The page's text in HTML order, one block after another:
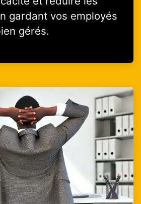
gardant vos employés
gérés.